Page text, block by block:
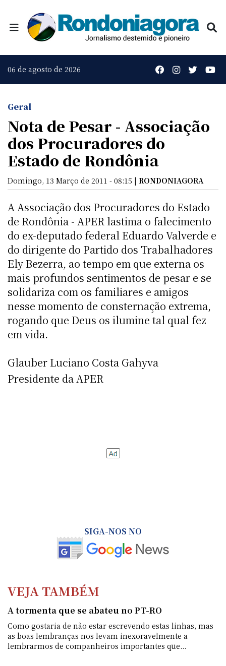
06 de agosto de 2026
Geral
Nota de Pesar - Associação
dos Procuradores do
Estado de Rondônia
Domingo, 13 Março de 2011 - 08:15 | RONDONIAGORA
A Associação dos Procuradores do Estado
de Rondônia - APER lastima o falecimento
do ex-deputado federal Eduardo Valverde e
do dirigente do Partido dos Trabalhadores
Ely Bezerra, ao tempo em que externa os
mais profundos sentimentos de pesar e se
solidariza com os familiares e amigos
nesse momento de consternação extrema,
rogando que Deus os ilumine tal qual fez
em vida.
Glauber Luciano Costa Gahyva
Presidente da APER
SIGA-NOS NO
VEJA TAMBÉM
A tormenta que se abateu no PT-RO
Como gostaria de não estar escrevendo estas linhas, mas
as boas lembranças nos levam inexoravelmente a
lembrarmos de companheiros importantes que...